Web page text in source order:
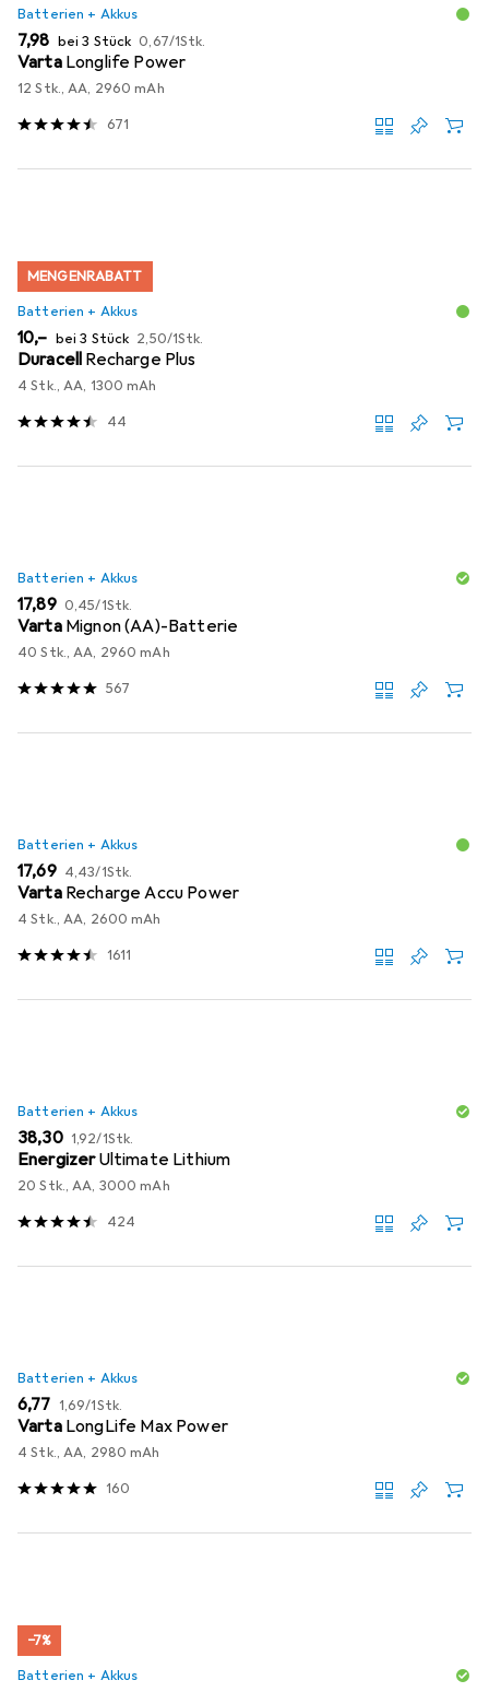
Batterien + Akkus
EUR
7,98 bei 3 Stück EUR
0,67/1Stk.
Varta Longlife Power
12 Stk., AA, 2960 mAh
671
MENGENRABATT
Batterien + Akkus
EUR
10,– bei 3 Stück EUR
2,50/1Stk.
Duracell Recharge Plus
4 Stk., AA, 1300 mAh
44
Batterien + Akkus
EUR
17,89 EUR
0,45/1Stk.
Varta Mignon (AA)-Batterie
40 Stk., AA, 2960 mAh
567
Batterien + Akkus
EUR
17,69 EUR
4,43/1Stk.
Varta Recharge Accu Power
4 Stk., AA, 2600 mAh
1611
Batterien + Akkus
EUR
38,30 EUR
1,92/1Stk.
EnergizerUltimate Lithium
20 Stk., AA, 3000 mAh
424
Batterien + Akkus
EUR
6,77 EUR
1,69/1Stk.
Varta LongLife Max Power
4 Stk., AA, 2980 mAh
160
−7%
Batterien + Akkus